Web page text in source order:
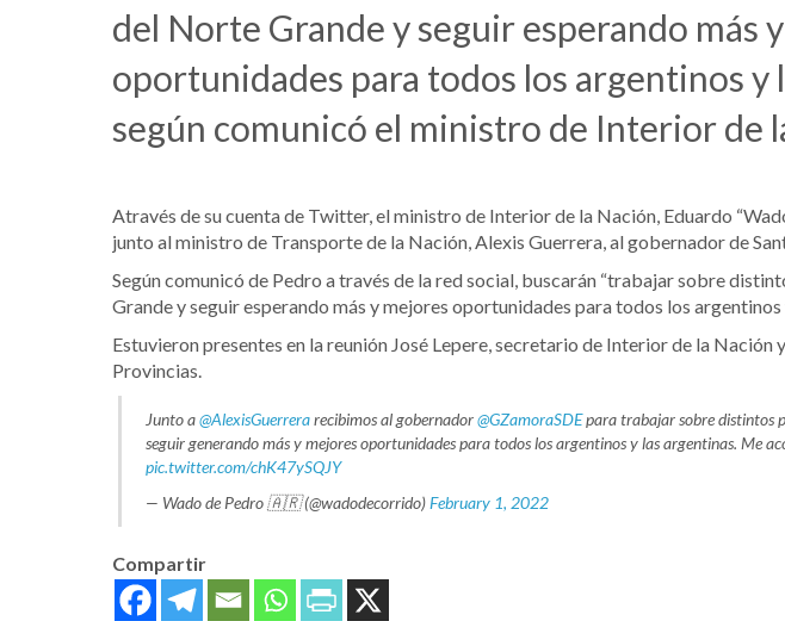
del Norte Grande y seguir esperando más
oportunidades para todos los argentinos y
según comunicó el ministro de Interior de
Através de su cuenta de Twitter, el ministro de Interior de la Nación, Eduardo
junto al ministro de Transporte de la Nación, Alexis Guerrera, al gobernador de
Según comunicó de Pedro a través de la red social, buscarán “trabajar sobre
Grande y seguir esperando más y mejores oportunidades para todos los argentinos
Estuvieron presentes en la reunión José Lepere, secretario de Interior de la Nación
Provincias.
Junto a@AlexisGuerrerarecibimos al gobernador@GZamoraSDEpara trabajar sobre distintos
seguir generando más y mejores oportunidades para todos los argentinos y las argentinas. Me
pic.twitter.com/chK47ySQJY
— Wado de Pedro 🇦🇷 (@wadodecorrido)February 1, 2022
Compartir